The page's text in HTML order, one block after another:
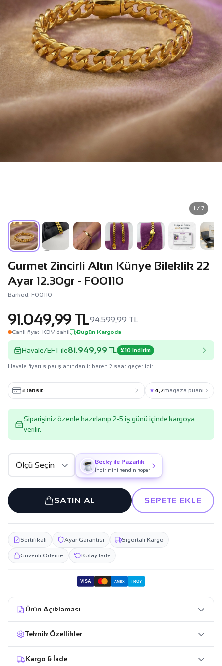
1 / 7
Gurmet Zincirli Altın Künye Bileklik 22
Ayar 12.30gr - F00110
Barkod: F00110
91.049,99 TL94.599,99 TL
Canli fiyat· KDV dahil Bugün Kargoda
Havale/EFT ile81.949,99 TL %10 indirim
Havale fiyatı sipariş anından itibaren 2 saat geçerlidir.
3 taksit · ★4,7mağaza puanı
Siparişiniz özenle hazırlanıp 2-5 iş günü içinde kargoya
verilir.
Becky ile Pazarlık
İndirimini kendin kopar
SATIN AL SEPETE EKLE
Sertifikalı Ayar Garantisi Sigortalı Kargo
Güvenli Ödeme Kolay İade
VISA AMEX TROY
Ürün Açıklaması
Teknik Özellikler
Kargo & İade